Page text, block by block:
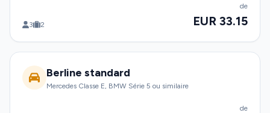
3 2
de
EUR 33.15
Berline standard
Mercedes Classe E, BMW Série 5 ou similaire
de